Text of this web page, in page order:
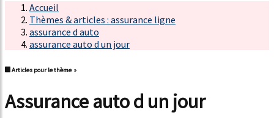
Accueil
Thèmes & articles : assurance ligne
assurance d auto
assurance auto d un jour
Articles pour le thème »
assurance auto d un jour